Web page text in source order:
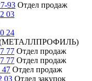
93 Отдел продаж
03
24
(МЕТАЛЛПРОФИЛЬ)
77 Отдел продаж
77 Отдел продаж
47 Отдел продаж
03 Отдел закупок